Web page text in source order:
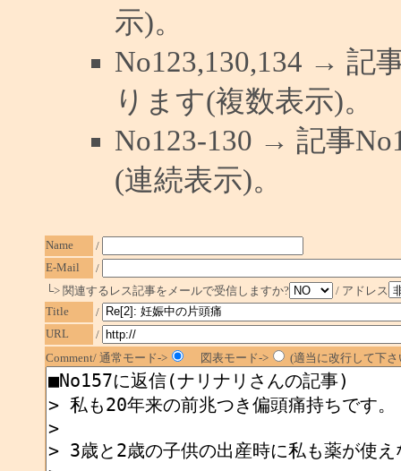
示)。
No123,130,134 → 記
ります(複数表示)。
No123-130 → 記事
(連続表示)。
Name
/
E-Mail
/
└> 関連するレス記事をメールで受信しますか?
/ アドレス
Title
/
URL
/
Comment/ 通常モード->
図表モード-> (適当に改行して下